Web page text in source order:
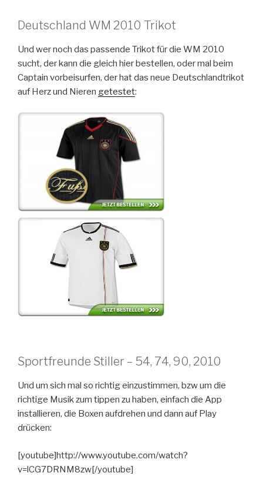
Deutschland WM 2010 Trikot
Und wer noch das passende Trikot für die WM 2010
sucht, der kann die gleich hier bestellen, oder mal beim
Captain vorbeisurfen, der hat das neue Deutschlandtrikot
auf Herz und Nieren getestet:
Sportfreunde Stiller – 54, 74, 90, 2010
Und um sich mal so richtig einzustimmen, bzw um die
richtige Musik zum tippen zu haben, einfach die App
installieren, die Boxen aufdrehen und dann auf Play
drücken:
[youtube]http://www.youtube.com/watch?
v=lCG7DRNM8zw[/youtube]